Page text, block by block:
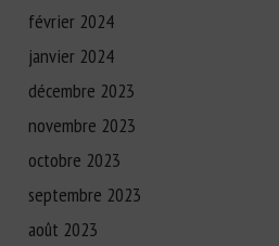
février 2024
janvier 2024
décembre 2023
novembre 2023
octobre 2023
septembre 2023
août 2023